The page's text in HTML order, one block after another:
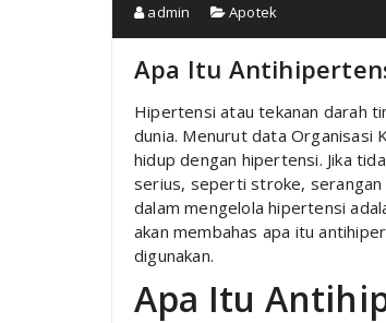
admin Apotek
Apa Itu
Hipertensi atau tekanan darah
dunia. Menurut data Organisasi
hidup dengan hipertensi. Jika
serius, seperti stroke, serangan
dalam mengelola hipertensi
akan membahas apa itu
digunakan.
Apa Itu